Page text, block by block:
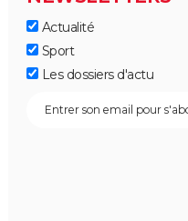
Actualité
Sport
Les dossiers d'actu